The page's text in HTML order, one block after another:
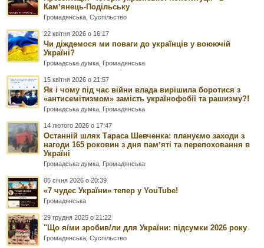
Камʼянець-Подільську
Громадянська ,Суспільство
22 квітня 2026 о 16:17
Чи діждемося ми поваги до українців у воюючій
Україні?
Громадська думка Громадянська
15 квітня 2026 о 21:57
Як і чому під час війни влада вирішила боротися з
«антисемітизмом» замість українофобії та рашизму?!
Громадська думка Громадянська
14 лютого 2026 о 17:47
Останній шлях Тараса Шевченка: плануємо заходи з
нагоди 165 роковин з дня памʼяті та перепоховання в
Україні
Громадська думка Громадянська
05 січня 2026 о 20:39
«7 чудес України» тепер у YouTube!
Громадянська
29 грудня 2025 о 21:22
"Що я/ми зробив/ли для України: підсумки 2026 року
Громадянська ,Суспільство